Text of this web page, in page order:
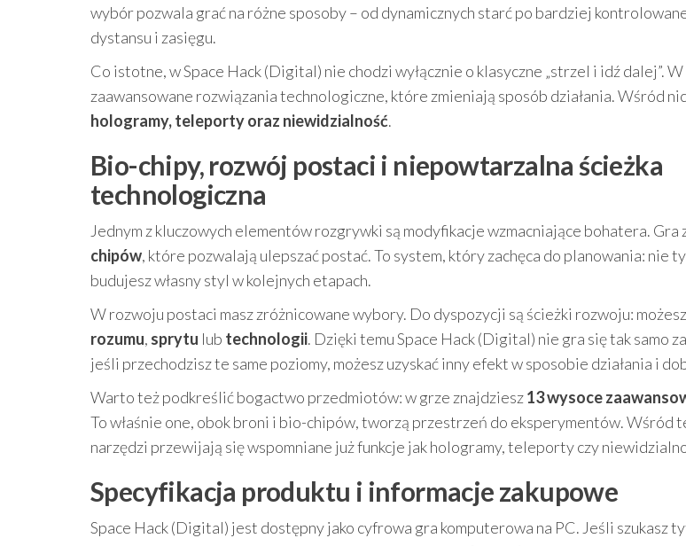
wybór pozwala grać na różne sposoby – od dynamicznych starć po bardziej
dystansu i zasięgu.
Co istotne, w Space Hack (Digital) nie chodzi wyłącznie o klasyczne „strzel i idź dalej”.
zaawansowane rozwiązania technologiczne, które zmieniają sposób działania. Wśród
hologramy, teleporty oraz niewidzialność.
Bio-chipy, rozwój postaci i niepowtarzalna ścieżka
technologiczna
Jednym z kluczowych elementów rozgrywki są modyfikacje wzmacniające bohatera. Gra
chipów, które pozwalają ulepszać postać. To system, który zachęca do planowania: nie
budujesz własny styl w kolejnych etapach.
W rozwoju postaci masz zróżnicowane wybory. Do dyspozycji są ścieżki rozwoju:
rozumu, sprytu lub technologii. Dzięki temu Space Hack (Digital) nie gra się tak samo
jeśli przechodzisz te same poziomy, możesz uzyskać inny efekt w sposobie działania i
Warto też podkreślić bogactwo przedmiotów: w grze znajdziesz13 wysoce
To właśnie one, obok broni i bio-chipów, tworzą przestrzeń do eksperymentów. Wśród
narzędzi przewijają się wspomniane już funkcje jak hologramy, teleporty czy
Specyfikacja produktu i informacje zakupowe
Space Hack (Digital) jest dostępny jako cyfrowa gra komputerowa na PC. Jeśli szukasz